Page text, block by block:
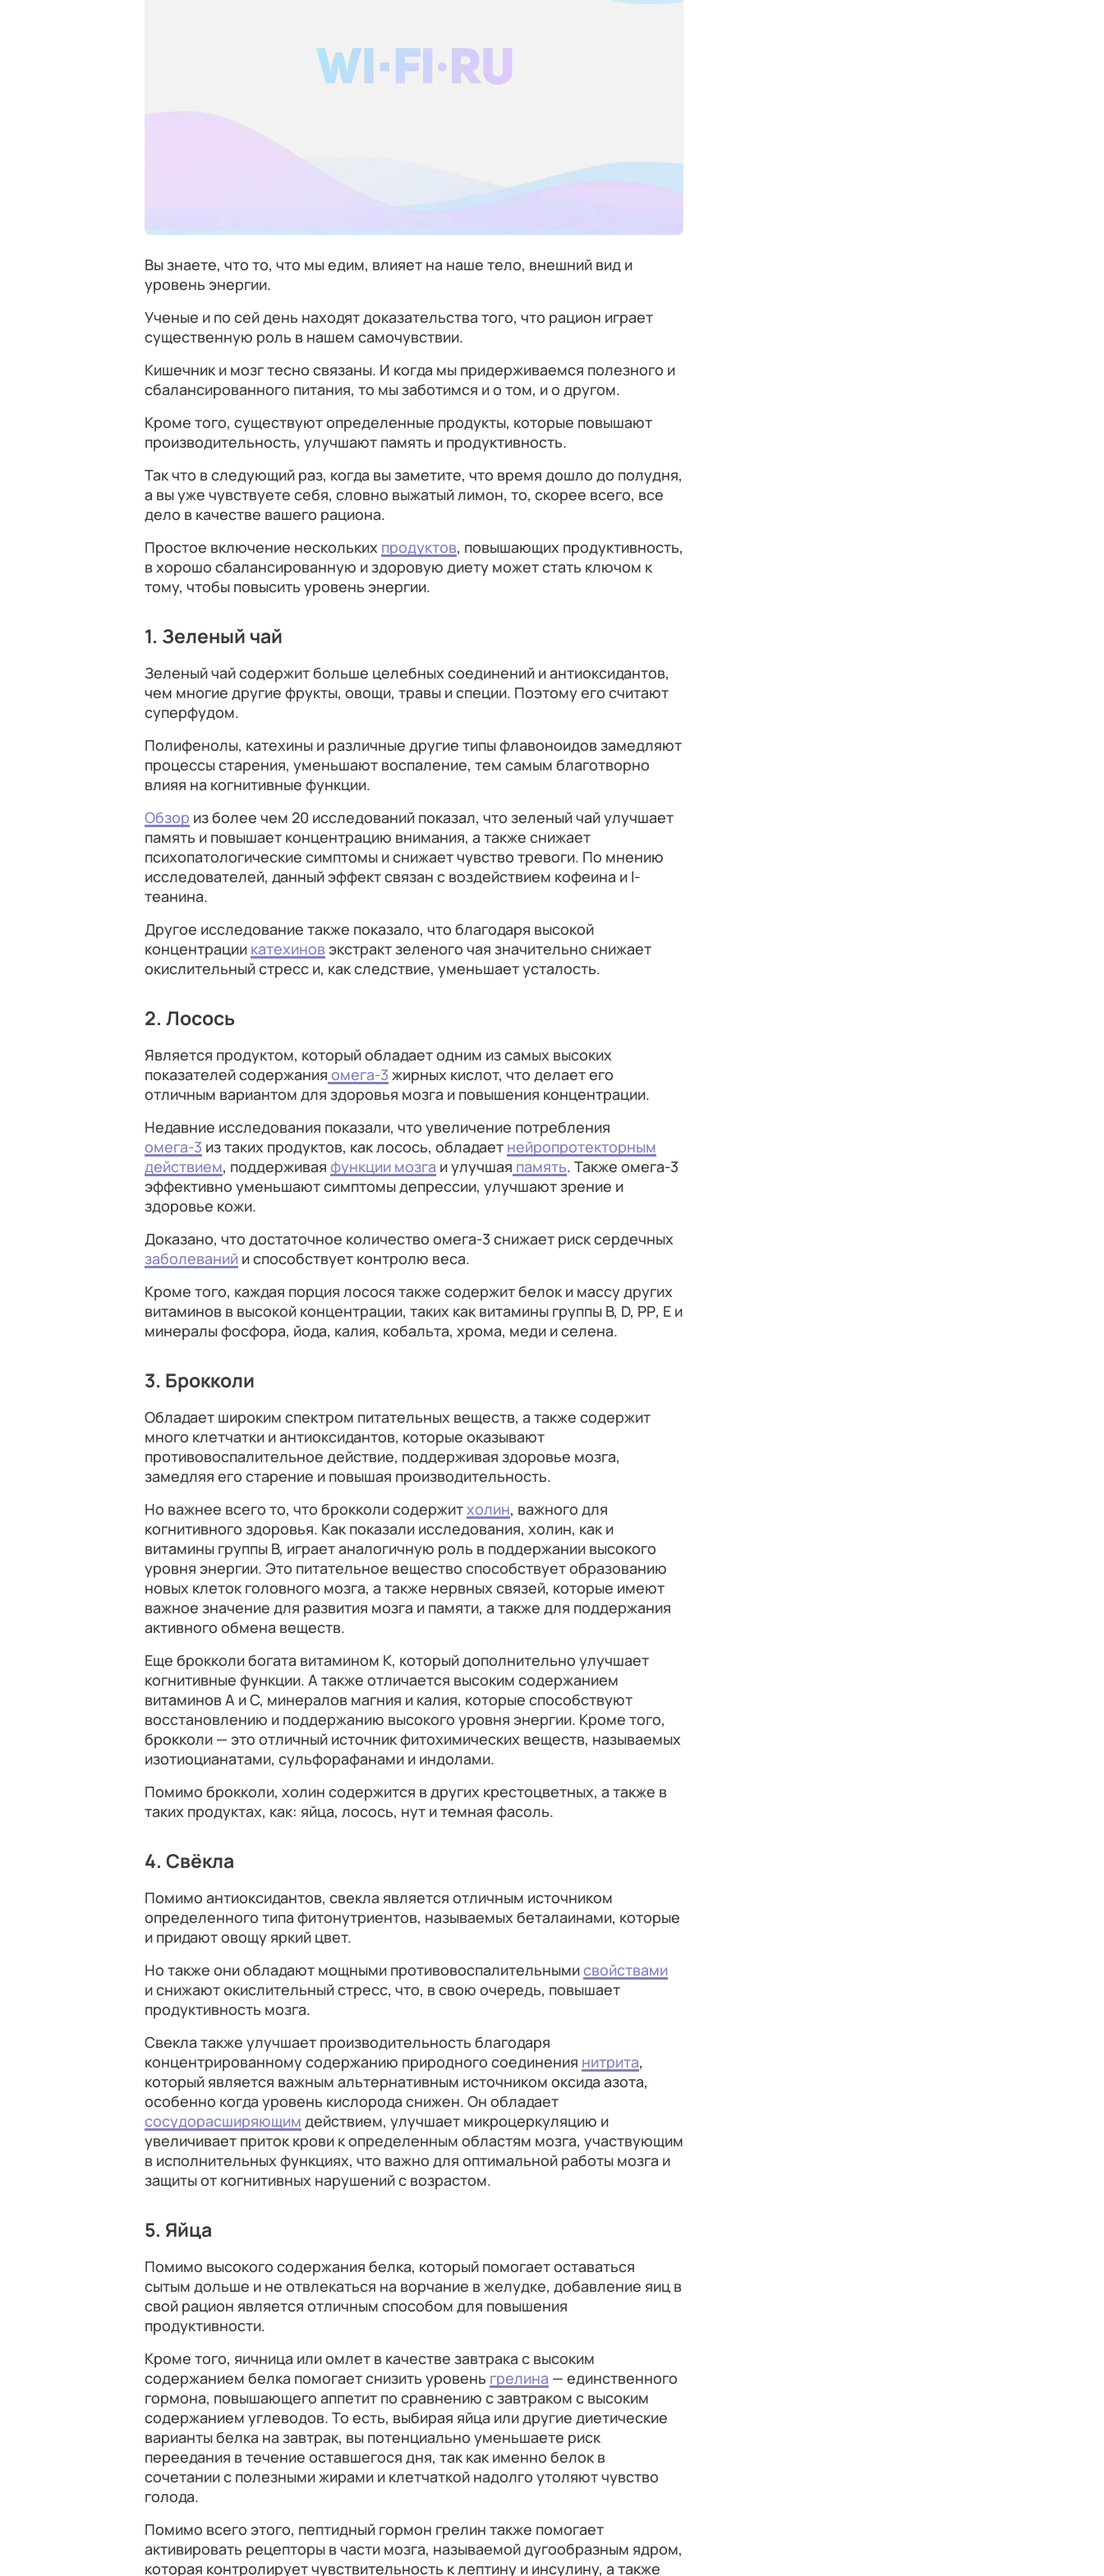
Вы знаете, что то, что мы едим, влияет на наше тело, внешний вид и
уровень энергии.
Ученые и по сей день находят доказательства того, что рацион играет
существенную роль в нашем самочувствии.
Кишечник и мозг тесно связаны. И когда мы придерживаемся полезного и
сбалансированного питания, то мы заботимся и о том, и о другом.
Кроме того, существуют определенные продукты, которые повышают
производительность, улучшают память и продуктивность.
Так что в следующий раз, когда вы заметите, что время дошло до полудня,
а вы уже чувствуете себя, словно выжатый лимон, то, скорее всего, все
дело в качестве вашего рациона.
Простое включение нескольких продуктов, повышающих продуктивность,
в хорошо сбалансированную и здоровую диету может стать ключом к
тому, чтобы повысить уровень энергии.
1. Зеленый чай
Зеленый чай содержит больше целебных соединений и антиоксидантов,
чем многие другие фрукты, овощи, травы и специи. Поэтому его считают
суперфудом.
Полифенолы, катехины и различные другие типы флавоноидов замедляют
процессы старения, уменьшают воспаление, тем самым благотворно
влияя на когнитивные функции.
Обзор из более чем 20 исследований показал, что зеленый чай улучшает
память и повышает концентрацию внимания, а также снижает
психопатологические симптомы и снижает чувство тревоги. По мнению
исследователей, данный эффект связан с воздействием кофеина и l-
теанина.
Другое исследование также показало, что благодаря высокой
концентрации катехиновэкстракт зеленого чая значительно снижает
окислительный стресс и, как следствие, уменьшает усталость.
2. Лосось
Является продуктом, который обладает одним из самых высоких
показателей содержания омега-3 жирных кислот, что делает его
отличным вариантом для здоровья мозга и повышения концентрации.
Недавние исследования показали, что увеличение потребления
омега-3 из таких продуктов, как лосось, обладает нейропротекторным
действием, поддерживая функции мозга и улучшая память. Также омега-3
эффективно уменьшают симптомы депрессии, улучшают зрение и
здоровье кожи.
Доказано, что достаточное количество омега-3 снижает риск сердечных
заболеваний и способствует контролю веса.
Кроме того, каждая порция лосося также содержит белок и массу других
витаминов в высокой концентрации, таких как витамины группы В, D, РР, Е и
минералы фосфора, йода, калия, кобальта, хрома, меди и селена.
3. Брокколи
Обладает широким спектром питательных веществ, а также содержит
много клетчатки и антиоксидантов, которые оказывают
противовоспалительное действие, поддерживая здоровье мозга,
замедляя его старение и повышая производительность.
Но важнее всего то, что брокколи содержитхолин, важного для
когнитивного здоровья. Как показали исследования, холин, как и
витамины группы B, играет аналогичную роль в поддержании высокого
уровня энергии. Это питательное вещество способствует образованию
новых клеток головного мозга, а также нервных связей, которые имеют
важное значение для развития мозга и памяти, а также для поддержания
активного обмена веществ.
Еще брокколи богата витамином К, который дополнительно улучшает
когнитивные функции. А также отличается высоким содержанием
витаминов А и С, минералов магния и калия, которые способствуют
восстановлению и поддержанию высокого уровня энергии. Кроме того,
брокколи — это отличный источник фитохимических веществ, называемых
изотиоцианатами, сульфорафанами и индолами.
Помимо брокколи, холин содержится в других крестоцветных, а также в
таких продуктах, как: яйца, лосось, нут и темная фасоль.
4. Свёкла
Помимо антиоксидантов, свекла является отличным источником
определенного типа фитонутриентов, называемых беталаинами, которые
и придают овощу яркий цвет.
Но также они обладают мощными противовоспалительнымисвойствами
и снижают окислительный стресс, что, в свою очередь, повышает
продуктивность мозга.
Свекла также улучшает производительность благодаря
концентрированному содержанию природного соединения нитрита,
который является важным альтернативным источником оксида азота,
особенно когда уровень кислорода снижен. Он обладает
сосудорасширяющим действием, улучшает микроцеркуляцию и
увеличивает приток крови к определенным областям мозга, участвующим
в исполнительных функциях, что важно для оптимальной работы мозга и
защиты от когнитивных нарушений с возрастом.
5. Яйца
Помимо высокого содержания белка, который помогает оставаться
сытым дольше и не отвлекаться на ворчание в желудке, добавление яиц в
свой рацион является отличным способом для повышения
продуктивности.
Кроме того, яичница или омлет в качестве завтрака с высоким
содержанием белка помогает снизить уровень грелина — единственного
гормона, повышающего аппетит по сравнению с завтраком с высоким
содержанием углеводов. То есть, выбирая яйца или другие диетические
варианты белка на завтрак, вы потенциально уменьшаете риск
переедания в течение оставшегося дня, так как именно белок в
сочетании с полезными жирами и клетчаткой надолго утоляют чувство
голода.
Помимо всего этого, пептидный гормон грелин также помогает
активировать рецепторы в части мозга, называемой дугообразным ядром,
которая контролирует чувствительность к лептину и инсулину, а также